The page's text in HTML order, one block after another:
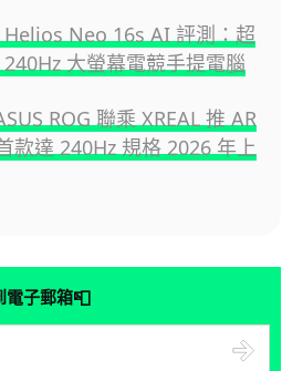
Neo 16s AI 評測：超
大螢幕電競手提電腦
ROG 聯乘 XREAL 推 AR
款達 240Hz 規格 2026 年上
電子郵箱📮